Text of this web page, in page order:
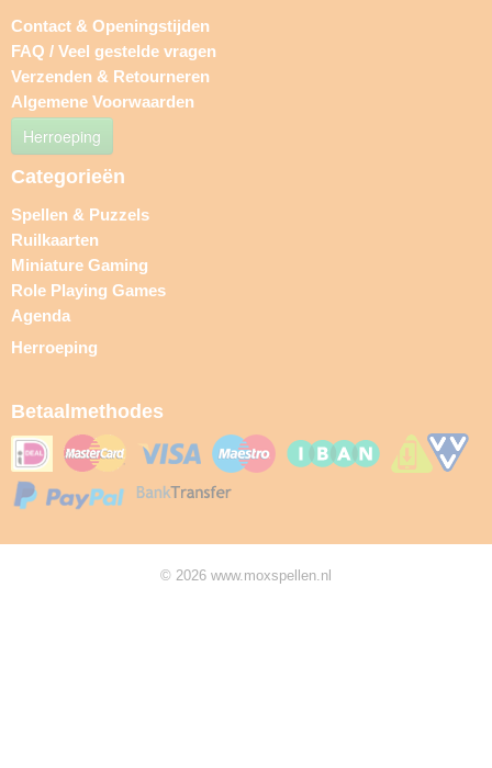
Contact & Openingstijden
FAQ / Veel gestelde vragen
Verzenden & Retourneren
Algemene Voorwaarden
Herroeping
Categorieën
Spellen & Puzzels
Ruilkaarten
Miniature Gaming
Role Playing Games
Agenda
Herroeping
Betaalmethodes
© 2026 www.moxspellen.nl